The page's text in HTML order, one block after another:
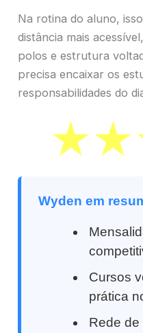
Na rotina do aluno,
distância mais
polos e estrutura
precisa encaixar os
responsabilidades do
Wyden em
Cursos
prática
Rede